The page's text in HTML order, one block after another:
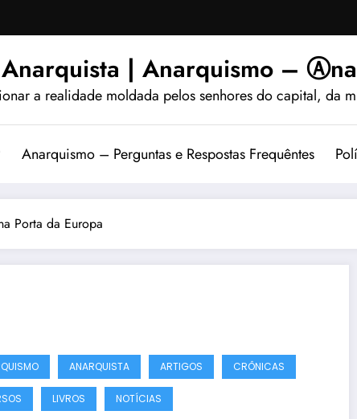
| Anarquismo –
a realidade moldada pelos senhores do capital, da
Anarquismo – Perguntas e Respostas Frequêntes
Porta da Europa
ANARQUISTA ARTIGOS CRÔNICAS
LIVROS NOTÍCIAS